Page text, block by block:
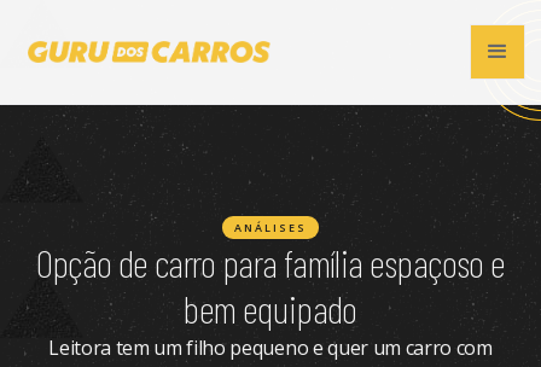
ANÁLISES
Opção de carro para família espaçoso e
bem equipado
Leitora tem um filho pequeno e quer um carro com